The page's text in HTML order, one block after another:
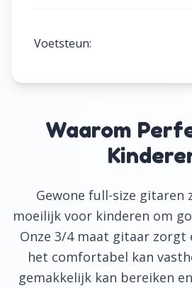
Voetsteun:
Waarom
Gewone full-size gitaren
moeilijk voor kinderen om
Onze 3/4 maat gitaar zorgt
het comfortabel kan
gemakkelijk kan bereiken